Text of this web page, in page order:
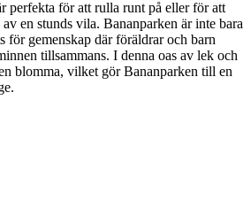
perfekta för att rulla runt på eller för att
en stunds vila. Bananparken är inte bara
för gemenskap där föräldrar och barn
tillsammans. I denna oas av lek och
blomma, vilket gör Bananparken till en